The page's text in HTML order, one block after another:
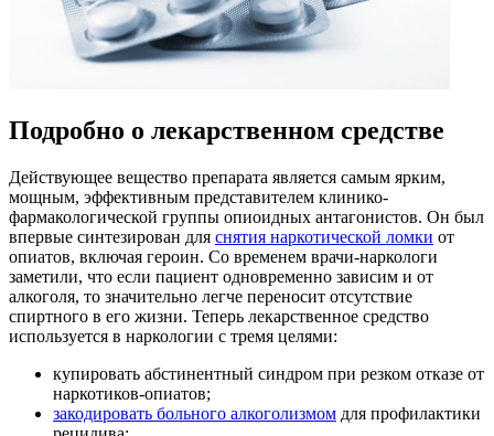
Подробно о лекарственном средстве
Действующее вещество препарата является самым ярким,
мощным, эффективным представителем клинико-
фармакологической группы опиоидных антагонистов. Он был
впервые синтезирован для снятия наркотической ломки от
опиатов, включая героин. Со временем врачи-наркологи
заметили, что если пациент одновременно зависим и от
алкоголя, то значительно легче переносит отсутствие
спиртного в его жизни. Теперь лекарственное средство
используется в наркологии с тремя целями:
купировать абстинентный синдром при резком отказе от
наркотиков-опиатов;
закодировать больного алкоголизмом для профилактики